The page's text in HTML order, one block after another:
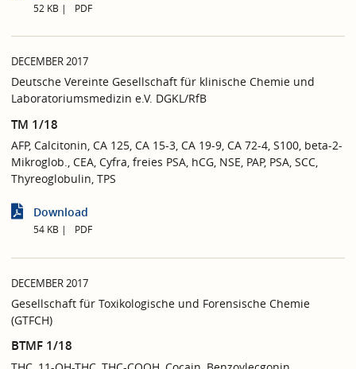
52 KB PDF
DECEMBER 2017
Deutsche Vereinte Gesellschaft für klinische Chemie und
Laboratoriumsmedizin e.V. DGKL/RfB
TM 1/18
AFP, Calcitonin, CA 125, CA 15-3, CA 19-9, CA 72-4, S100, beta-2-
Mikroglob., CEA, Cyfra, freies PSA, hCG, NSE, PAP, PSA, SCC,
Thyreoglobulin, TPS
Download
54 KB PDF
DECEMBER 2017
Gesellschaft für Toxikologische und Forensische Chemie
(GTFCH)
BTMF 1/18